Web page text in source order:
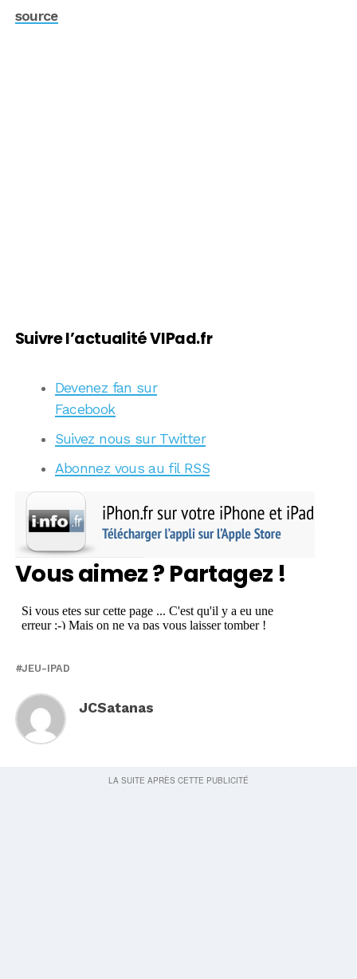
source
Suivre l’actualité VIPad.fr
Devenez fan sur
Facebook
Suivez nous sur Twitter
Abonnez vous au fil RSS
Vous aimez ? Partagez !
JEU-IPAD
JCSatanas